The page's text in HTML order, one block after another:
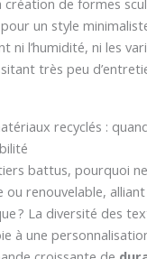
un style
ni l’humidité, ni les
très peu
recyclés :
battus, pourquoi
renouvelable,
? La diversité des
à une